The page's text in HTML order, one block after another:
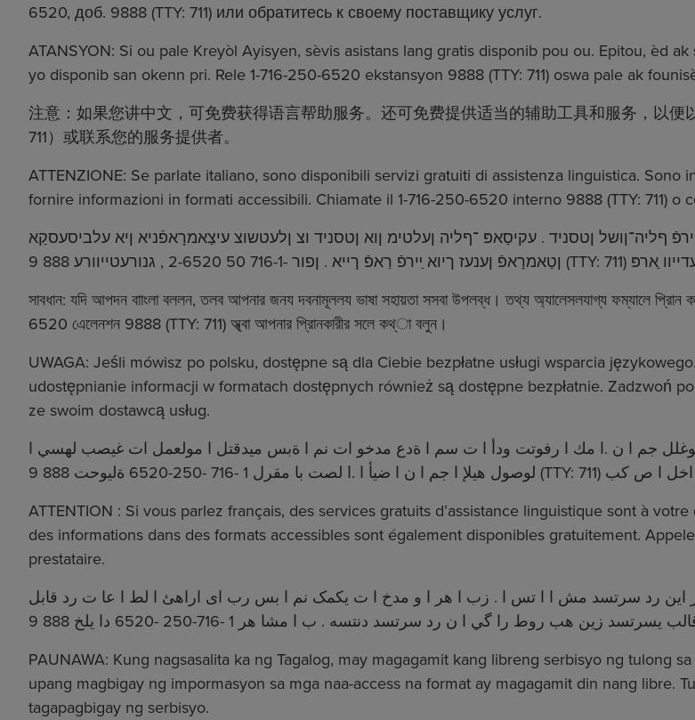
6520, доб. 9888 (TTY: 711) или обратитесь к своему поставщику услуг.
ATANSYON: Si ou pale Kreyòl Ayisyen, sèvis asistans lang gratis disponib pou ou. Epitou, èd
yo disponib san okenn pri. Rele 1-716-250-6520 ekstansyon 9888 (TTY: 711) oswa pale ak
注意：如果您讲中文，可免费获得语言帮助服务。还可免费提供适当的辅助工具和服务，以便
711）或联系您的服务提供者。
ATTENZIONE: Se parlate italiano, sono disponibili servizi gratuiti di assistenza linguistica.
fornire informazioni in formati accessibili. Chiamate il 1-716-250-6520 interno 9888 (TTY: 711) o
ףליה־ןושל ןטסניד . עקיסַאפּ ־ףליה ןעלטימ ןוא ןטסניד וצ ןלעטשוצ עיצַאמרָאפֿניא ןיא עלביסעסקַא
সাবধান: যদি আপদন বাাংলা বললন, তলব আপনার জনয দবনামূললয ভাষা সহায়তা সসবা উপলব্ধ। তথ্য অ্যালেসলযাগ্য ফম্যালে
6520 এেলেনশন 9888 (TTY: 711) অ্থ্বা আপনার প্রিানকারীর সলে কথ্া বলুন।
UWAGA: Jeśli mówisz po polsku, dostępne są dla Ciebie bezpłatne usługi wsparcia
udostępnianie informacji w formatach dostępnych również są dostępne bezpłatnie. Zadzwoń
ze swoim dostawcą usług.
جم ا ن .ا مك ا رفوتت ودأ ا ت سم ا ةدع مدخو ات نم ا ةبس ميدقتل ا مولعمل ات غيصب لهسي ا
ATTENTION : Si vous parlez français, des services gratuits d’assistance linguistique sont à
des informations dans des formats accessibles sont également disponibles gratuitement.
prestataire.
رد سرتسد مش ا ا تس ا . زب ا هر ا و مدخ ا ت یکمک نم ا بس رب ای اراهئ ا لط ا عا ت رد قابل
PAUNAWA: Kung nagsasalita ka ng Tagalog, may magagamit kang libreng serbisyo ng tulong
upang magbigay ng impormasyon sa mga naa-access na format ay magagamit din nang libre.
tagapagbigay ng serbisyo.